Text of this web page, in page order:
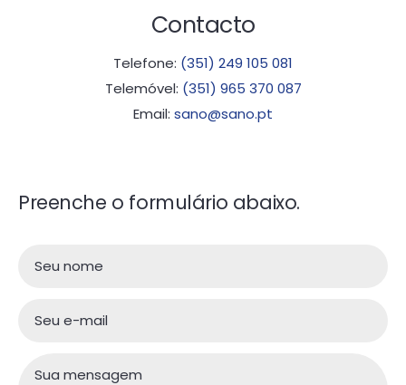
Contacto
Telefone: (351) 249 105 081
Telemóvel: (351) 965 370 087
Email: sano@sano.pt
Preenche o formulário abaixo.
Seu nome
Seu e-mail
Sua mensagem